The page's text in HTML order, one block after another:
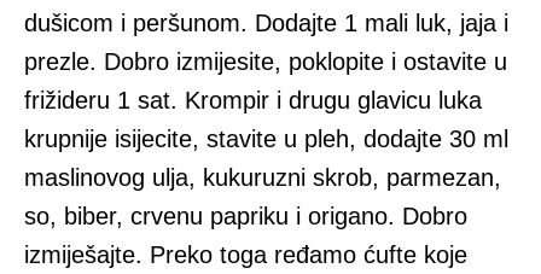
dušicom i peršunom. Dodajte 1 mali luk, jaja i
prezle. Dobro izmijesite, poklopite i ostavite u
frižideru 1 sat. Krompir i drugu glavicu luka
krupnije isijecite, stavite u pleh, dodajte 30 ml
maslinovog ulja, kukuruzni skrob, parmezan,
so, biber, crvenu papriku i origano. Dobro
izmiješajte. Preko toga ređamo ćufte koje